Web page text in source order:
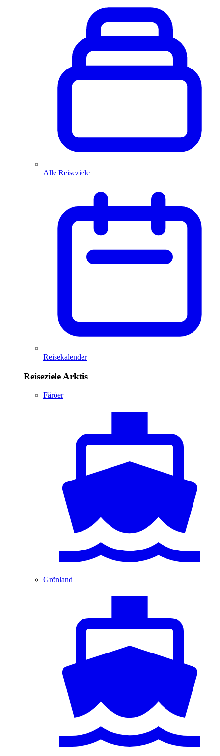
Alle Reiseziele
Reisekalender
Reiseziele Arktis
Färöer
Grönland